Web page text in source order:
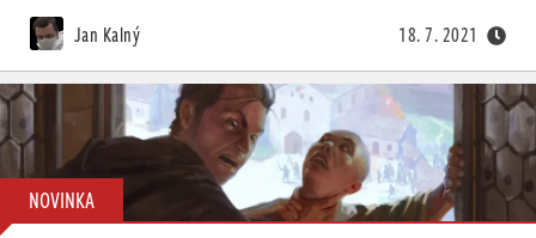
Jan Kalný 18. 7. 2021
NOVINKA